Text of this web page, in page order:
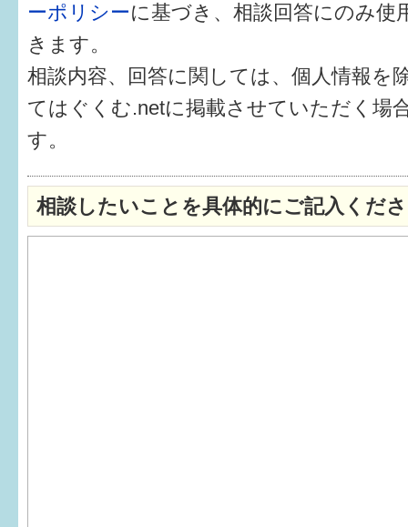
ーポリシーに基づき、相談回答にのみ使
きます。
相談内容、回答に関しては、個人情報を
てはぐくむ.netに掲載させていただく場
す。
相談したいことを具体的にご記入くだ
出産〜3か月
3か月〜6か月
6か月〜1歳
1歳〜3歳
3歳〜就学前
就学後〜